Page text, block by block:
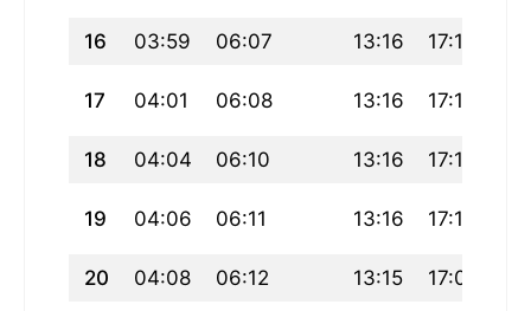
16 03:59 06:07 13:16 17:13
17 04:01 06:08 13:16 17:12
18 04:04 06:10 13:16 17:11
19 04:06 06:11 13:16 17:10
20 04:08 06:12 13:15 17:09